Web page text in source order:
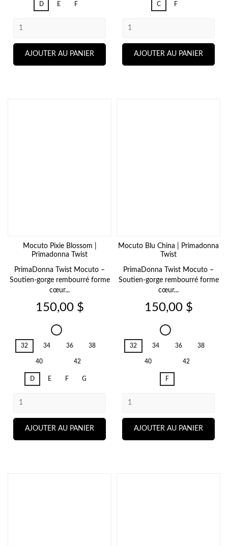
D E F
AJOUTER AU PANIER
C F
AJOUTER AU PANIER
Mocuto Pixie Blossom |
Primadonna Twist
PrimaDonna Twist Mocuto –
Soutien-gorge rembourré forme
cœur...
Prix
150,00 $
Mocuto
32 34 36 38
40 42
D E F G
AJOUTER AU PANIER
Mocuto Blu China | Primadonna
Twist
PrimaDonna Twist Mocuto –
Soutien-gorge rembourré forme
cœur...
Prix
150,00 $
Mocuto
32 34 36 38
40 42
F
AJOUTER AU PANIER